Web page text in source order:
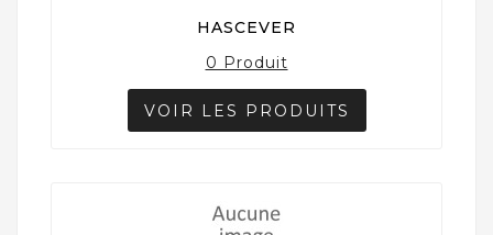
HASCEVER
0 Produit
VOIR LES PRODUITS